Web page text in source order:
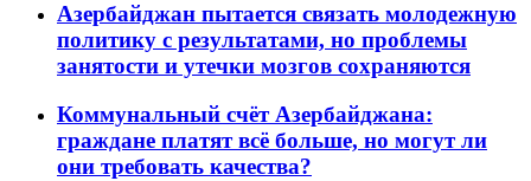
Азербайджан пытается связать молодежную
политику с результатами, но проблемы
занятости и утечки мозгов сохраняются
Коммунальный счёт Азербайджана:
граждане платят всё больше, но могут ли
они требовать качества?